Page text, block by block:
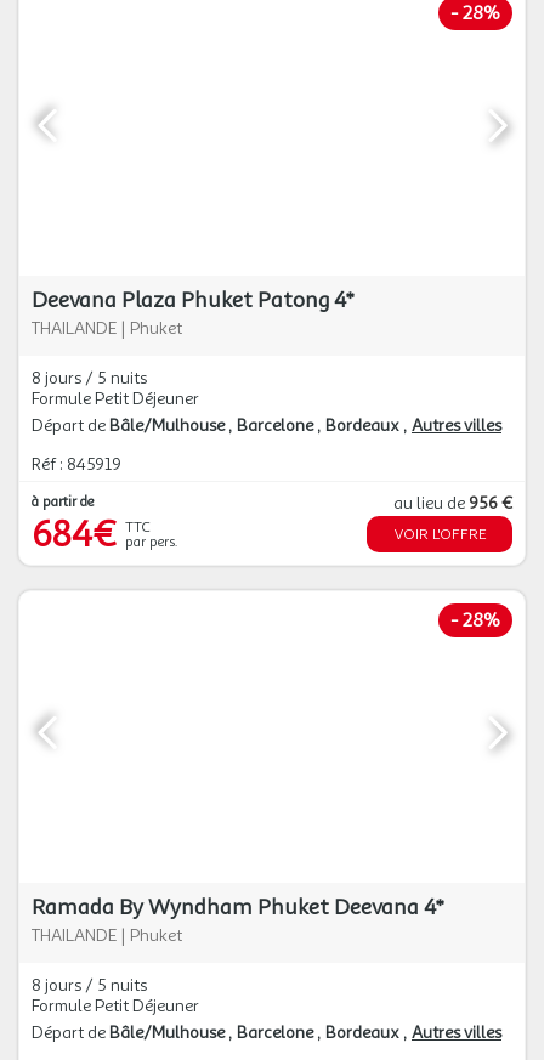
- 28%
Deevana Plaza Phuket Patong 4*
THAILANDE | Phuket
8 jours / 5 nuits
Formule Petit Déjeuner
Départ de Bâle/Mulhouse Barcelone Bordeaux Autres villes
Réf : 845919
à partir de
684€ TTC
par pers.
au lieu de 956 €
VOIR L'OFFRE
- 28%
Ramada By Wyndham Phuket Deevana 4*
THAILANDE | Phuket
8 jours / 5 nuits
Formule Petit Déjeuner
Départ de Bâle/Mulhouse Barcelone Bordeaux Autres villes